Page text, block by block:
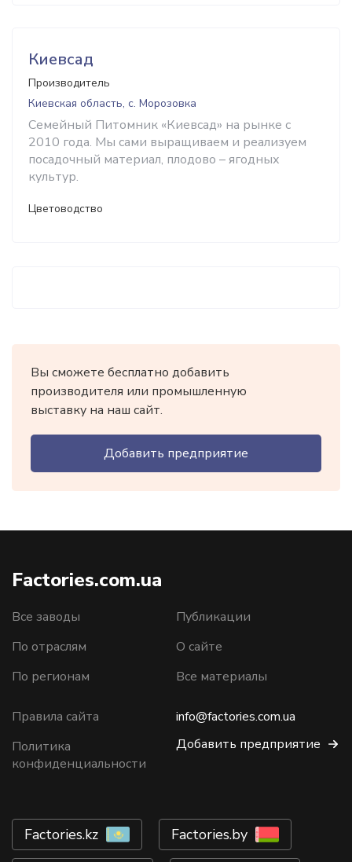
Киевсад
Производитель
Киевская область, с. Морозовка
Семейный Питомник «Киевсад» на рынке с
2010 года. Мы сами выращиваем и реализуем
посадочный материал, плодово – ягодных
культур.
Цветоводство
Вы сможете бесплатно добавить
производителя или промышленную
выставку на наш сайт.
Добавить предприятие
Factories.com.ua
Все заводы
По отраслям
По регионам
Публикации
О сайте
Все материалы
Правила сайта
Политика
конфиденциальности
info@factories.com.ua
Добавить предприятие
Factories.kz Factories.by